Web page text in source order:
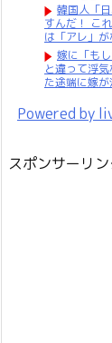
韓国人「
すんだ！ こ
は「アレ」が
嫁に「も
と違って浮
た途端に嫁が
Powered by
スポンサーリン